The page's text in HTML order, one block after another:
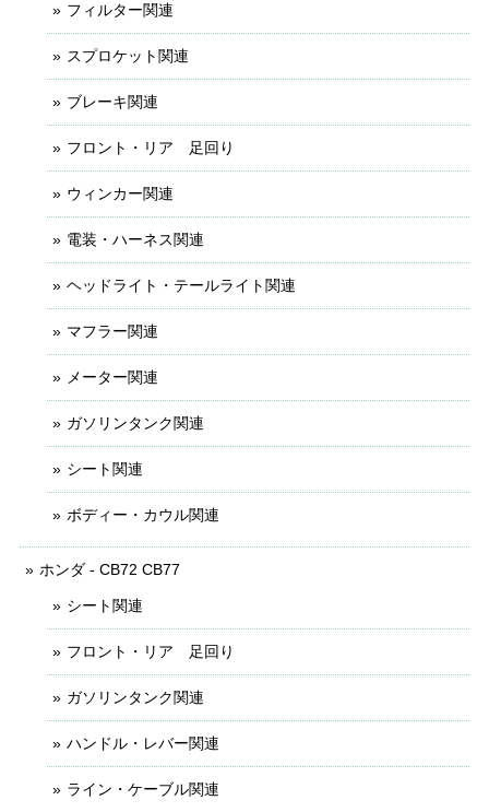
フィルター関連
スプロケット関連
ブレーキ関連
フロント・リア 足回り
ウィンカー関連
電装・ハーネス関連
ヘッドライト・テールライト関連
マフラー関連
メーター関連
ガソリンタンク関連
シート関連
ボディー・カウル関連
ホンダ - CB72 CB77
シート関連
フロント・リア 足回り
ガソリンタンク関連
ハンドル・レバー関連
ライン・ケーブル関連